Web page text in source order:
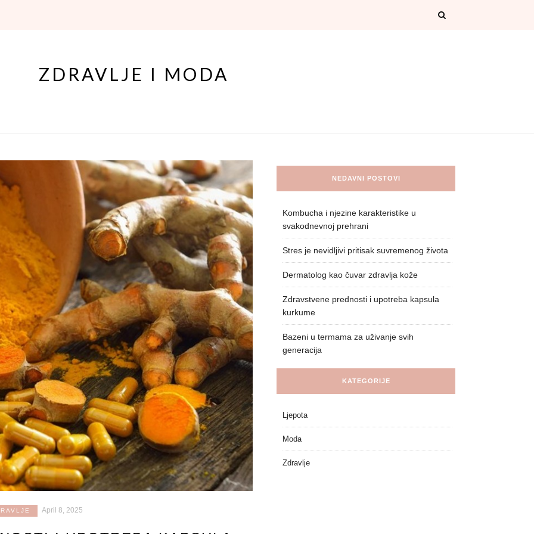
ZDRAVLJE I MODA
April 8, 2025
NEDAVNI POSTOVI
Kombucha i njezine karakteristike u
svakodnevnoj prehrani
Stres je nevidljivi pritisak suvremenog života
Dermatolog kao čuvar zdravlja kože
Zdravstvene prednosti i upotreba kapsula
kurkume
Bazeni u termama za uživanje svih
generacija
KATEGORIJE
Ljepota
Moda
Zdravlje